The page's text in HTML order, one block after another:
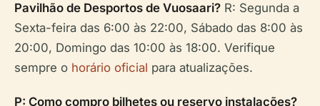
Pavilhão de Desportos de Vuosaari? R: Segunda a
Sexta-feira das 6:00 às 22:00, Sábado das 8:00 às
20:00, Domingo das 10:00 às 18:00. Verifique
sempre o horário oficial para atualizações.
P: Como compro bilhetes ou reservo instalações?